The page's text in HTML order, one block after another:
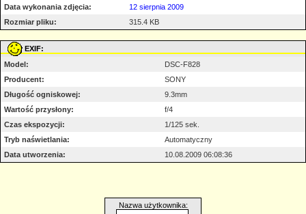
Data wykonania zdjęcia:
12 sierpnia 2009
Rozmiar pliku:
315.4 KB
EXIF:
Model:
DSC-F828
Producent:
SONY
Długość ogniskowej:
9.3mm
Wartość przysłony:
f/4
Czas ekspozycji:
1/125 sek.
Tryb naświetlania:
Automatyczny
Data utworzenia:
10.08.2009 06:08:36
Nazwa użytkownika: